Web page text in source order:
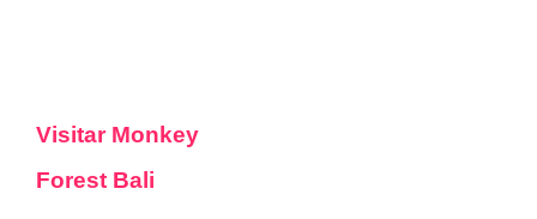
Visitar Monkey
Forest Bali